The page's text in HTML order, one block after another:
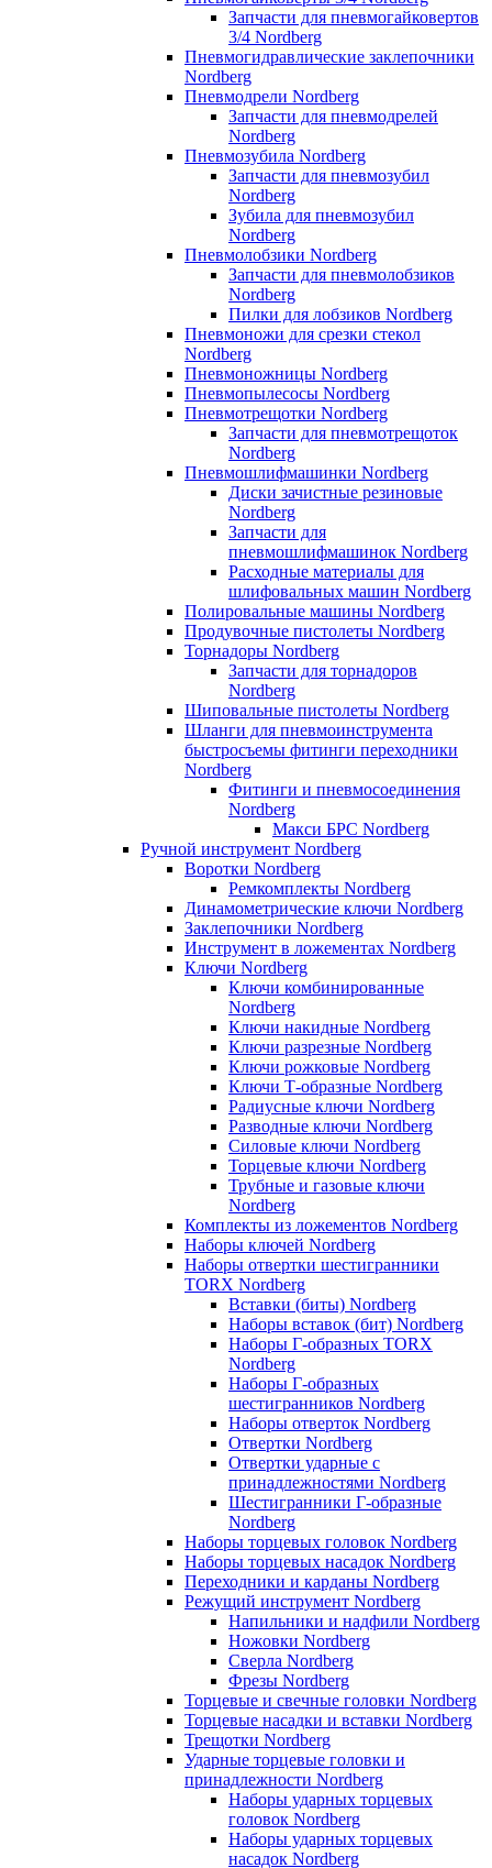
Запчасти для пневмогайковертов
3/4 Nordberg
Пневмогидравлические заклепочники
Nordberg
Пневмодрели Nordberg
Запчасти для пневмодрелей
Nordberg
Пневмозубила Nordberg
Запчасти для пневмозубил
Nordberg
Зубила для пневмозубил
Nordberg
Пневмолобзики Nordberg
Запчасти для пневмолобзиков
Nordberg
Пилки для лобзиков Nordberg
Пневмоножи для срезки стекол
Nordberg
Пневмоножницы Nordberg
Пневмопылесосы Nordberg
Пневмотрещотки Nordberg
Запчасти для пневмотрещоток
Nordberg
Пневмошлифмашинки Nordberg
Диски зачистные резиновые
Nordberg
Запчасти для
пневмошлифмашинок Nordberg
Расходные материалы для
шлифовальных машин Nordberg
Полировальные машины Nordberg
Продувочные пистолеты Nordberg
Торнадоры Nordberg
Запчасти для торнадоров
Nordberg
Шиповальные пистолеты Nordberg
Шланги для пневмоинструмента
быстросъемы фитинги переходники
Nordberg
Фитинги и пневмосоединения
Nordberg
Макси БРС Nordberg
Ручной инструмент Nordberg
Воротки Nordberg
Ремкомплекты Nordberg
Динамометрические ключи Nordberg
Заклепочники Nordberg
Инструмент в ложементах Nordberg
Ключи Nordberg
Ключи комбинированные
Nordberg
Ключи накидные Nordberg
Ключи разрезные Nordberg
Ключи рожковые Nordberg
Ключи Т-образные Nordberg
Радиусные ключи Nordberg
Разводные ключи Nordberg
Силовые ключи Nordberg
Торцевые ключи Nordberg
Трубные и газовые ключи
Nordberg
Комплекты из ложементов Nordberg
Наборы ключей Nordberg
Наборы отвертки шестигранники
TORX Nordberg
Вставки (биты) Nordberg
Наборы вставок (бит) Nordberg
Наборы Г-образных TORX
Nordberg
Наборы Г-образных
шестигранников Nordberg
Наборы отверток Nordberg
Отвертки Nordberg
Отвертки ударные с
принадлежностями Nordberg
Шестигранники Г-образные
Nordberg
Наборы торцевых головок Nordberg
Наборы торцевых насадок Nordberg
Переходники и карданы Nordberg
Режущий инструмент Nordberg
Напильники и надфили Nordberg
Ножовки Nordberg
Сверла Nordberg
Фрезы Nordberg
Торцевые и свечные головки Nordberg
Торцевые насадки и вставки Nordberg
Трещотки Nordberg
Ударные торцевые головки и
принадлежности Nordberg
Наборы ударных торцевых
головок Nordberg
Наборы ударных торцевых
насадок Nordberg